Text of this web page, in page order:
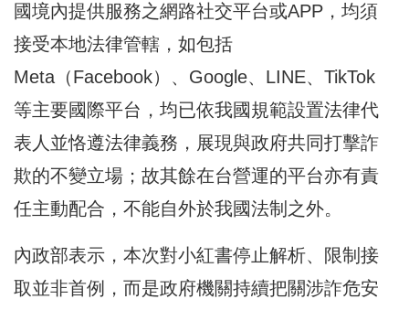
國境內提供服務之網路社交平台或APP，均須
接受本地法律管轄，如包括
Meta（Facebook）、Google、LINE、TikTok
等主要國際平台，均已依我國規範設置法律代
表人並恪遵法律義務，展現與政府共同打擊詐
欺的不變立場；故其餘在台營運的平台亦有責
任主動配合，不能自外於我國法制之外。
內政部表示，本次對小紅書停止解析、限制接
取並非首例，而是政府機關持續把關涉詐危安